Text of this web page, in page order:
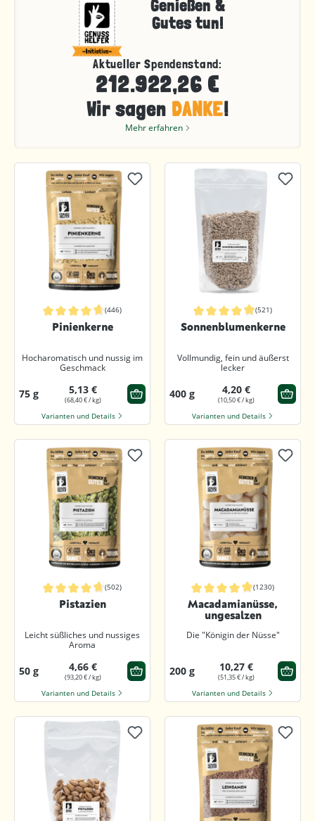
Genießen &
Gutes tun!
Aktueller Spendenstand:
212.922,26 €
Wir sagen DANKE!
Mehr erfahren
Durchschnittliche Bewertung von 4.8 von 5 Sternen
(446)
Pinienkerne
Hocharomatisch und nussig im
Geschmack
75 g 5,13 €
(68,40 € / kg)
Varianten und Details
Durchschnittliche Bewertung von
(521)
Sonnenblumenkerne
Vollmundig, fein und äußerst
lecker
400 g 4,20 €
(10,50 € / kg)
Varianten und Details
Durchschnittliche Bewertung von 4.8 von 5 Sternen
(502)
Pistazien
Leicht süßliches und nussiges
Aroma
50 g 4,66 €
(93,20 € / kg)
Varianten und Details
Durchschnittliche Bewertung von
(1230)
Macadamianüsse,
ungesalzen
Die "Königin der Nüsse"
200 g 10,27 €
(51,35 € / kg)
Varianten und Details